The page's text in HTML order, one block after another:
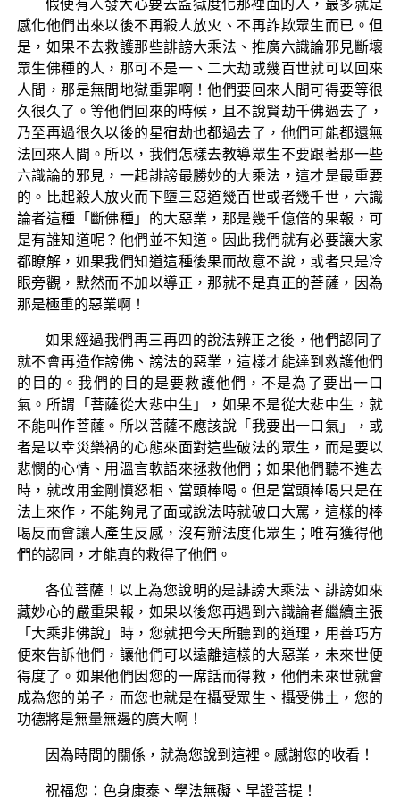
假使有人發大心要去監獄度化那裡面的人，最多就是
感化他們出來以後不再殺人放火、不再詐欺眾生而已。但
是，如果不去救護那些誹謗大乘法、推廣六識論邪見斷壞
眾生佛種的人，那可不是一、二大劫或幾百世就可以回來
人間，那是無間地獄重罪啊！他們要回來人間可得要等很
久很久了。等他們回來的時候，且不說賢劫千佛過去了，
乃至再過很久以後的星宿劫也都過去了，他們可能都還無
法回來人間。所以，我們怎樣去教導眾生不要跟著那一些
六識論的邪見，一起誹謗最勝妙的大乘法，這才是最重要
的。比起殺人放火而下墮三惡道幾百世或者幾千世，六識
論者這種「斷佛種」的大惡業，那是幾千億倍的果報，可
是有誰知道呢？他們並不知道。因此我們就有必要讓大家
都瞭解，如果我們知道這種後果而故意不說，或者只是冷
眼旁觀，默然而不加以導正，那就不是真正的菩薩，因為
那是極重的惡業啊！
如果經過我們再三再四的說法辨正之後，他們認同了
就不會再造作謗佛、謗法的惡業，這樣才能達到救護他們
的目的。我們的目的是要救護他們，不是為了要出一口
氣。所謂「菩薩從大悲中生」，如果不是從大悲中生，就
不能叫作菩薩。所以菩薩不應該說「我要出一口氣」，或
者是以幸災樂禍的心態來面對這些破法的眾生，而是要以
悲憫的心情、用溫言軟語來拯救他們；如果他們聽不進去
時，就改用金剛憤怒相、當頭棒喝。但是當頭棒喝只是在
法上來作，不能夠見了面或說法時就破口大罵，這樣的棒
喝反而會讓人產生反感，沒有辦法度化眾生；唯有獲得他
們的認同，才能真的救得了他們。
各位菩薩！以上為您說明的是誹謗大乘法、誹謗如來
藏妙心的嚴重果報，如果以後您再遇到六識論者繼續主張
「大乘非佛說」時，您就把今天所聽到的道理，用善巧方
便來告訴他們，讓他們可以遠離這樣的大惡業，未來世便
得度了。如果他們因您的一席話而得救，他們未來世就會
成為您的弟子，而您也就是在攝受眾生、攝受佛土，您的
功德將是無量無邊的廣大啊！
因為時間的關係，就為您說到這裡。感謝您的收看！
祝福您：色身康泰、學法無礙、早證菩提！